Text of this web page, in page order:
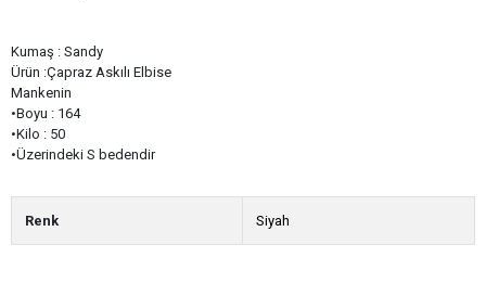
Kumaş : Sandy
Ürün :Çapraz Askılı Elbise
Mankenin
•Boyu : 164
•Kilo : 50
•Üzerindeki S bedendir
Renk Siyah